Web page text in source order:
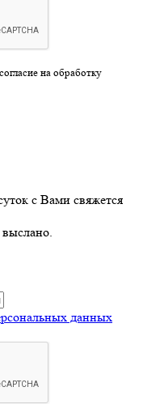
на обработку
с Вами свяжется
данных